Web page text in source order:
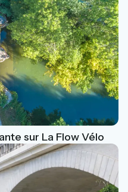
sur La Flow Vélo